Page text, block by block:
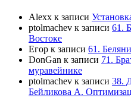
Alexx к записи
ptolmachev к записи 61.
Востоке
Егор к записи 61.
DonGan к записи 71.
муравейнике
ptolmachev к записи 38.
Бейликова А.